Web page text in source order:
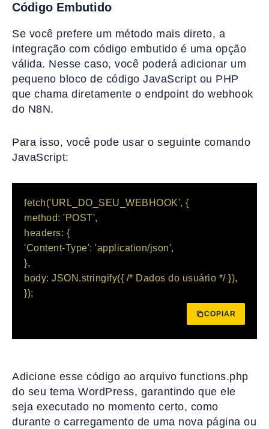
Código Embutido
Se você prefere um método mais direto, a
integração com código embutido é uma opção
válida. Nesse caso, você poderá adicionar um
pequeno bloco de código JavaScript ou PHP
que chama diretamente o endpoint do webhook
do N8N.
Para isso, você pode usar o seguinte comando
JavaScript:
fetch('URL_DO_SEU_WEBHOOK', {
method: 'POST',
headers: {
'Content-Type': 'application/json',
},
body: JSON.stringify({ /* Dados do usuário */ }),
});
COPIAR
Adicione esse código ao arquivo functions.php
do seu tema WordPress, garantindo que ele
seja executado no momento certo, como
durante o carregamento de uma nova página ou